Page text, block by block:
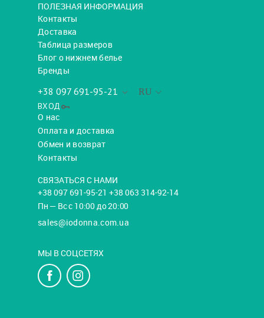
ПОЛЕЗНАЯ ИНФОРМАЦИЯ
Контакты
Доставка
Таблица размеров
Блог о нижнем белье
Бренды
RU
+38 097 691-95-21
ВХОД
О нас
Оплата и доставка
Обмен и возврат
Контакты
СВЯЗАТЬСЯ С НАМИ
+38 097 691-95-21 +38 063 314-92-14
Пн — Вс с 10:00 до 20:00
sales@iodonna.com.ua
МЫ В СОЦСЕТЯХ